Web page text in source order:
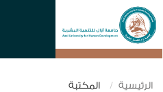
الرئيسية المكتبة